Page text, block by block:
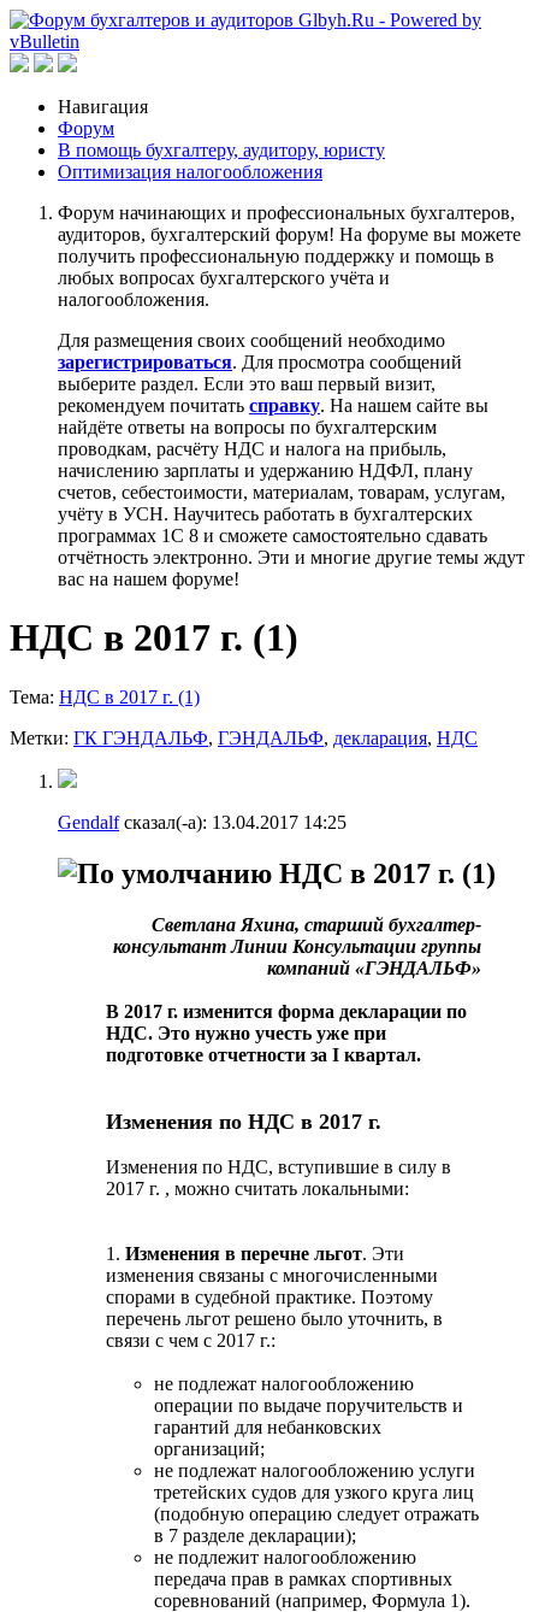
Навигация
Форум
В помощь бухгалтеру, аудитору, юристу
Оптимизация налогообложения
Форум начинающих и профессиональных бухгалтеров,
аудиторов, бухгалтерский форум! На форуме вы можете
получить профессиональную поддержку и помощь в
любых вопросах бухгалтерского учёта и
налогообложения.
Для размещения своих сообщений необходимо
зарегистрироваться. Для просмотра сообщений
выберите раздел. Если это ваш первый визит,
рекомендуем почитать справку. На нашем сайте вы
найдёте ответы на вопросы по бухгалтерским
проводкам, расчёту НДС и налога на прибыль,
начислению зарплаты и удержанию НДФЛ, плану
счетов, себестоимости, материалам, товарам, услугам,
учёту в УСН. Научитесь работать в бухгалтерских
программах 1С 8 и сможете самостоятельно сдавать
отчётность электронно. Эти и многие другие темы ждут
вас на нашем форуме!
НДС в 2017 г. (1)
Тема: НДС в 2017 г. (1)
Метки: ГК ГЭНДАЛЬФ, ГЭНДАЛЬФ, декларация, НДС
Gendalfсказал(-а): 13.04.2017 14:25
НДС в 2017 г. (1)
Светлана Яхина, старший бухгалтер-
консультант Линии Консультации группы
компаний «ГЭНДАЛЬФ»
В 2017 г. изменится форма декларации по
НДС. Это нужно учесть уже при
подготовке отчетности за I квартал.
Изменения по НДС в 2017 г.
Изменения по НДС, вступившие в силу в
2017 г. , можно считать локальными:
1. Изменения в перечне льгот. Эти
изменения связаны с многочисленными
спорами в судебной практике. Поэтому
перечень льгот решено было уточнить, в
связи с чем с 2017 г.:
не подлежат налогообложению
операции по выдаче поручительств и
гарантий для небанковских
организаций;
не подлежат налогообложению услуги
третейских судов для узкого круга лиц
(подобную операцию следует отражать
в 7 разделе декларации);
не подлежит налогообложению
передача прав в рамках спортивных
соревнований (например, Формула 1).